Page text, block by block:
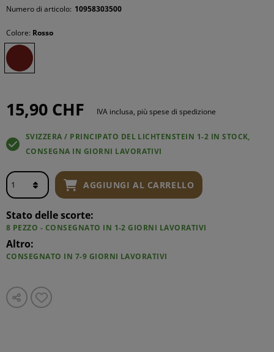
Numero di articolo: 10958303500
Colore: Rosso
15,90 CHF IVA inclusa, più spese di spedizione
SVIZZERA / PRINCIPATO DEL LICHTENSTEIN 1-2 IN STOCK,
CONSEGNA IN GIORNI LAVORATIVI
AGGIUNGI AL CARRELLO
Stato delle scorte:
8 PEZZO - CONSEGNATO IN 1-2 GIORNI LAVORATIVI
Altro:
CONSEGNATO IN 7-9 GIORNI LAVORATIVI